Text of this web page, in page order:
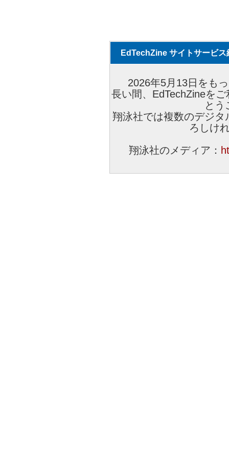
EdTechZine サイトサービス
2026年5月13日をも
長い間、EdTechZineを
とう
翔泳社では複数のデジ
ろしけ
翔泳社のメディア：